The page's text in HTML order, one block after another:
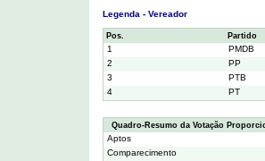
Legenda - Vereador
Pos. Partido
1
PMDB
2
PP
3
PTB
4
PT
Quadro-Resumo da Votação
Aptos
Comparecimento